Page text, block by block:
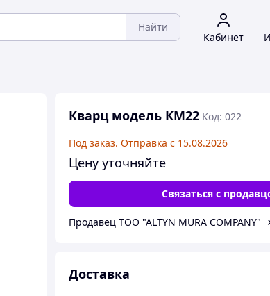
Найти
Кабинет
Кварц модель КМ22 Код: 022
Под заказ. Отправка с 15.08.2026
Цену уточняйте
Связаться с
Продавец TOO "ALTYN MURA СOMPANY"
Доставка